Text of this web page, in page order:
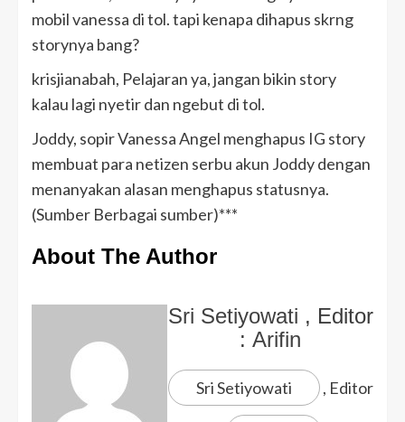
mobil vanessa di tol. tapi kenapa dihapus skrng
storynya bang?
krisjianabah, Pelajaran ya, jangan bikin story
kalau lagi nyetir dan ngebut di tol.
Joddy, sopir Vanessa Angel menghapus IG story
membuat para netizen serbu akun Joddy dengan
menanyakan alasan menghapus statusnya.
(Sumber Berbagai sumber)***
About The Author
Sri Setiyowati , Editor
: Arifin
Sri Setiyowati , Editor